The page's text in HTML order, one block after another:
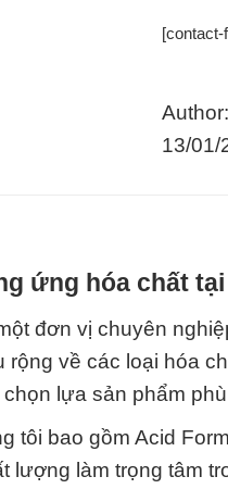
[contact-
13/01/
ứng hóa chất
đơn vị chuyên
về các loại hóa
lựa sản phẩm
tôi bao gồm Acid
lượng làm trọng tâm